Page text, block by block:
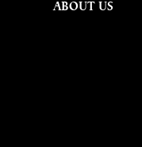
ABOUT US